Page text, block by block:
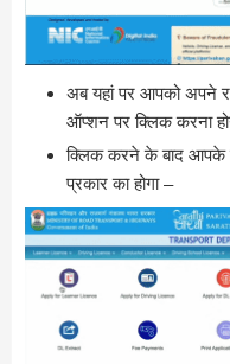
अब यहां पर आपको अपने
ऑप्शन पर क्लिक करना
क्लिक करने के बाद आपके
प्रकार का होगा –